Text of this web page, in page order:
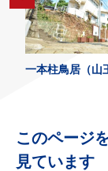
一本柱鳥居（山
このページ
見ています